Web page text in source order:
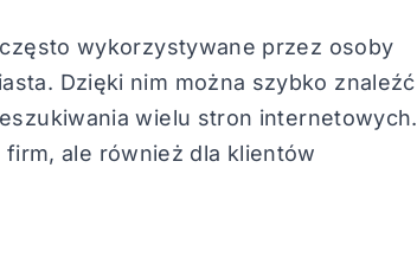
wykorzystywane przez osoby
Dzięki nim można szybko znaleźć
wielu stron internetowych.
ale również dla klientów